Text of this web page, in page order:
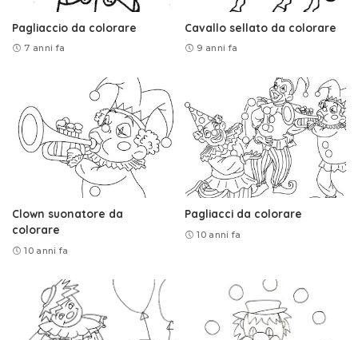
Pagliaccio da colorare
7 anni fa
Cavallo sellato da colorare
9 anni fa
Clown suonatore da
colorare
10 anni fa
Pagliacci da colorare
10 anni fa